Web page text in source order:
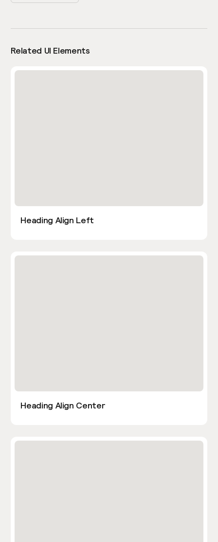
Related UI Elements
Heading Align Left
Heading Align Center